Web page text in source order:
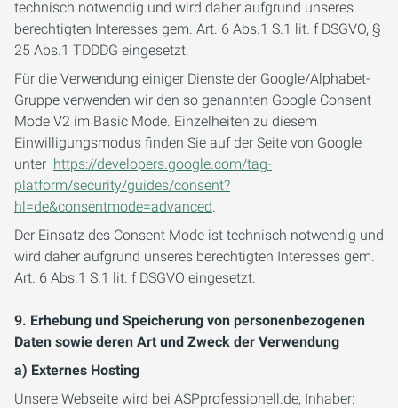
technisch notwendig und wird daher aufgrund unseres
berechtigten Interesses gem. Art. 6 Abs.1 S.1 lit. f DSGVO, §
25 Abs.1 TDDDG eingesetzt.
Für die Verwendung einiger Dienste der Google/Alphabet-
Gruppe verwenden wir den so genannten Google Consent
Mode V2 im Basic Mode. Einzelheiten zu diesem
Einwilligungsmodus finden Sie auf der Seite von Google
unter https://developers.google.com/tag-
platform/security/guides/consent?
hl=de&consentmode=advanced.
Der Einsatz des Consent Mode ist technisch notwendig und
wird daher aufgrund unseres berechtigten Interesses gem.
Art. 6 Abs.1 S.1 lit. f DSGVO eingesetzt.
9. Erhebung und Speicherung von personenbezogenen
Daten sowie deren Art und Zweck der Verwendung
a) Externes Hosting
Unsere Webseite wird bei ASPprofessionell.de, Inhaber: